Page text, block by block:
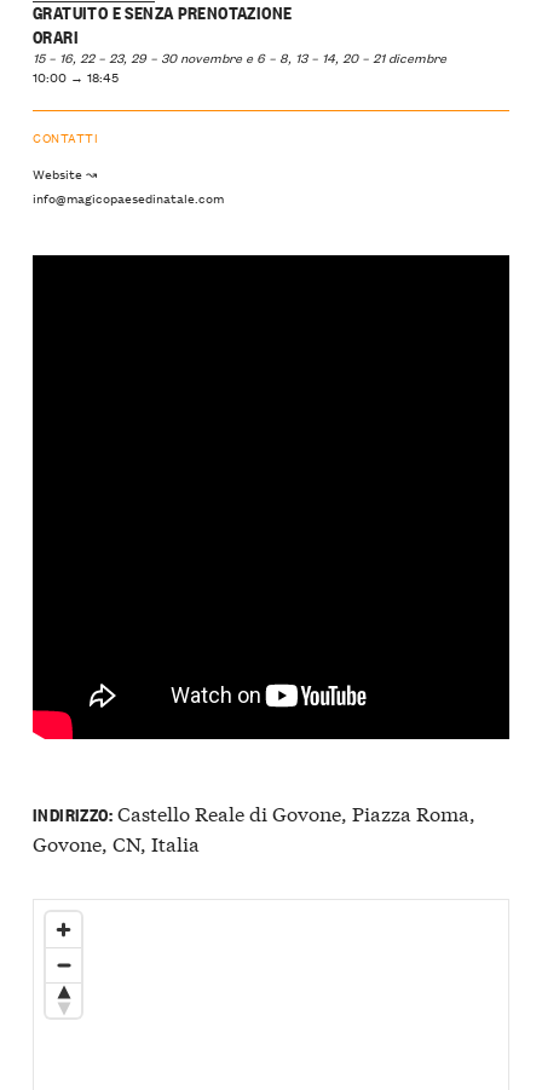
GRATUITO E SENZA PRENOTAZIONE
ORARI
15 – 16, 22 – 23, 29 – 30 novembre e 6 – 8, 13 – 14, 20 – 21 dicembre
10:00 → 18:45
CONTATTI
Website ↝
info@magicopaesedinatale.com
INDIRIZZO:Castello Reale di Govone, Piazza Roma,
Govone, CN, Italia